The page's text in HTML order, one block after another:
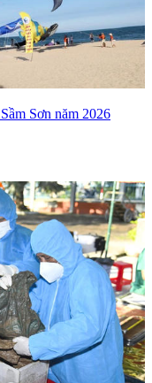
Sơn năm 2026